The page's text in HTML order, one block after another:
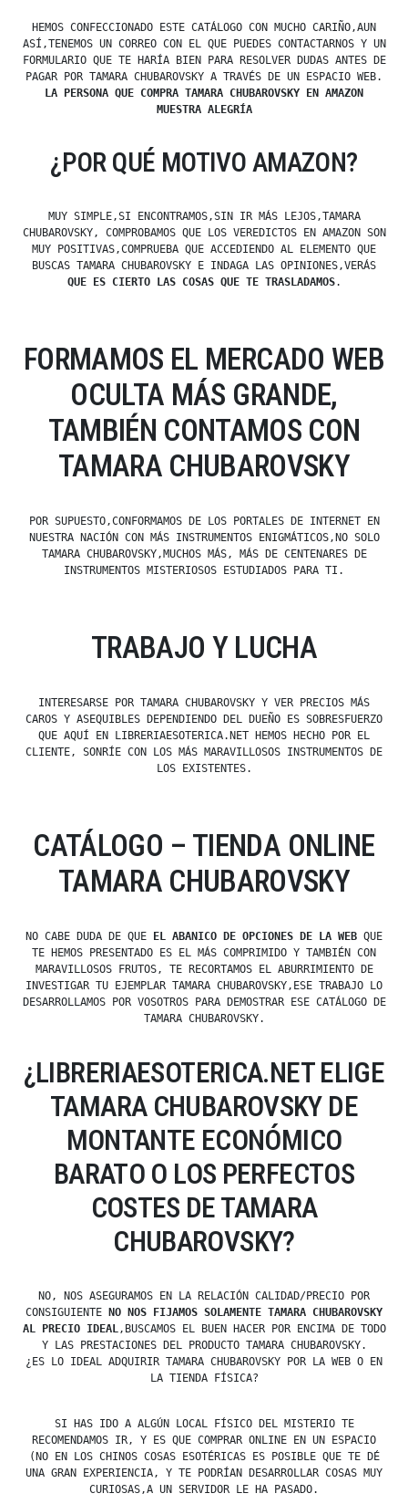
HEMOS CONFECCIONADO ESTE CATÁLOGO CON MUCHO CARIÑO,AUN
ASÍ,TENEMOS UN CORREO CON EL QUE PUEDES CONTACTARNOS Y UN
FORMULARIO QUE TE HARÍA BIEN PARA RESOLVER DUDAS ANTES DE
PAGAR POR TAMARA CHUBAROVSKY A TRAVÉS DE UN ESPACIO WEB.
LA PERSONA QUE COMPRA TAMARA CHUBAROVSKY EN AMAZON
MUESTRA ALEGRÍA
¿POR QUÉ MOTIVO AMAZON?
MUY SIMPLE,SI ENCONTRAMOS,SIN IR MÁS LEJOS,TAMARA
CHUBAROVSKY, COMPROBAMOS QUE LOS VEREDICTOS EN AMAZON SON
MUY POSITIVAS,COMPRUEBA QUE ACCEDIENDO AL ELEMENTO QUE
BUSCAS TAMARA CHUBAROVSKY E INDAGA LAS OPINIONES,VERÁS
QUE ES CIERTO LAS COSAS QUE TE TRASLADAMOS.
FORMAMOS EL MERCADO WEB
OCULTA MÁS GRANDE,
TAMBIÉN CONTAMOS CON
TAMARA CHUBAROVSKY
POR SUPUESTO,CONFORMAMOS DE LOS PORTALES DE INTERNET EN
NUESTRA NACIÓN CON MÁS INSTRUMENTOS ENIGMÁTICOS,NO SOLO
TAMARA CHUBAROVSKY,MUCHOS MÁS, MÁS DE CENTENARES DE
INSTRUMENTOS MISTERIOSOS ESTUDIADOS PARA TI.
TRABAJO Y LUCHA
INTERESARSE POR TAMARA CHUBAROVSKY Y VER PRECIOS MÁS
CAROS Y ASEQUIBLES DEPENDIENDO DEL DUEÑO ES SOBRESFUERZO
QUE AQUÍ EN LIBRERIAESOTERICA.NET HEMOS HECHO POR EL
CLIENTE, SONRÍE CON LOS MÁS MARAVILLOSOS INSTRUMENTOS DE
LOS EXISTENTES.
CATÁLOGO – TIENDA ONLINE
TAMARA CHUBAROVSKY
NO CABE DUDA DE QUE EL ABANICO DE OPCIONES DE LA WEB QUE
TE HEMOS PRESENTADO ES EL MÁS COMPRIMIDO Y TAMBIÉN CON
MARAVILLOSOS FRUTOS, TE RECORTAMOS EL ABURRIMIENTO DE
INVESTIGAR TU EJEMPLAR TAMARA CHUBAROVSKY,ESE TRABAJO LO
DESARROLLAMOS POR VOSOTROS PARA DEMOSTRAR ESE CATÁLOGO DE
TAMARA CHUBAROVSKY.
¿LIBRERIAESOTERICA.NET ELIGE
TAMARA CHUBAROVSKY DE
MONTANTE ECONÓMICO
BARATO O LOS PERFECTOS
COSTES DE TAMARA
CHUBAROVSKY?
NO, NOS ASEGURAMOS EN LA RELACIÓN CALIDAD/PRECIO POR
CONSIGUIENTE
NO NOS FIJAMOS SOLAMENTE TAMARA CHUBAROVSKY
AL PRECIO IDEAL,BUSCAMOS EL BUEN HACER POR ENCIMA DE TODO
Y LAS PRESTACIONES DEL PRODUCTO TAMARA CHUBAROVSKY.
¿ES LO IDEAL ADQUIRIR TAMARA CHUBAROVSKY POR LA WEB O EN
LA TIENDA FÍSICA?
SI HAS IDO A ALGÚN LOCAL FÍSICO DEL MISTERIO TE
RECOMENDAMOS IR, Y ES QUE COMPRAR ONLINE EN UN ESPACIO
(NO EN LOS CHINOS COSAS ESOTÉRICAS ES POSIBLE QUE TE DÉ
UNA GRAN EXPERIENCIA, Y TE PODRÍAN DESARROLLAR COSAS MUY
CURIOSAS,A UN SERVIDOR LE HA PASADO.